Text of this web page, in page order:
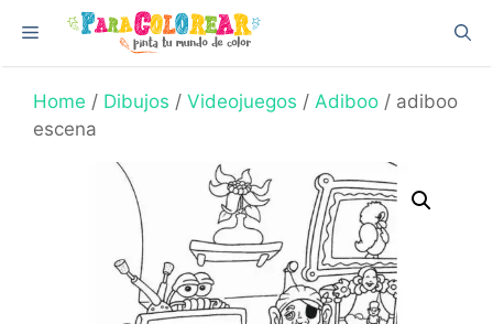
content
Menu
Home / Dibujos / Videojuegos / Adiboo / adiboo
escena